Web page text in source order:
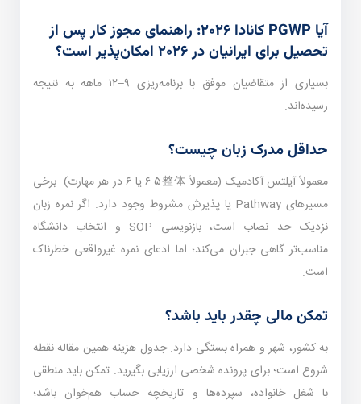
آیا PGWP کانادا ۲۰۲۶: راهنمای مجوز کار پس از
تحصیل برای ایرانیان در ۲۰۲۶ امکان‌پذیر است؟
بسیاری از متقاضیان موفق با برنامه‌ریزی ۹–۱۲ ماهه به نتیجه
رسیده‌اند.
حداقل مدرک زبان چیست؟
معمولاً آیلتس آکادمیک (معمولاً ۶.۵整体 یا ۶ در هر مهارت). برخی
مسیرهای Pathway یا پذیرش مشروط وجود دارد. اگر نمره زبان
نزدیک حد نصاب است، بازنویسی SOP و انتخاب دانشگاه
مناسب‌تر گاهی جبران می‌کند؛ اما ادعای نمره غیرواقعی خطرناک
است.
تمکن مالی چقدر باید باشد؟
به کشور، شهر و همراه بستگی دارد. جدول هزینه همین مقاله نقطه
شروع است؛ برای پرونده شخصی ارزیابی بگیرید. تمکن باید منطقی
با شغل خانواده، سپرده‌ها و تاریخچه حساب هم‌خوان باشد؛